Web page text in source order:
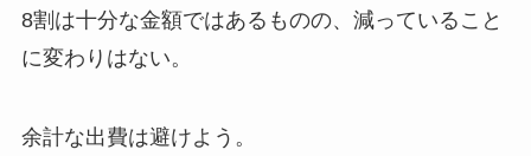
8割は十分な金額ではあるものの、減っていること
に変わりはない。
余計な出費は避けよう。